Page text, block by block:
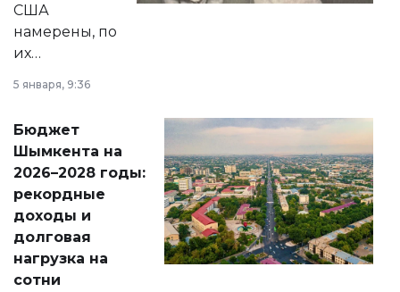
США
намерены, по
их
принести
народу
Венесуэлы.
5 января, 9:36
Бюджет
Шымкента на
2026–2028 годы:
рекордные
доходы и
долговая
нагрузка на
сотни